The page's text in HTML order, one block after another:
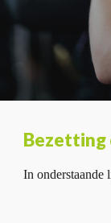
Bezetting
In onderstaande